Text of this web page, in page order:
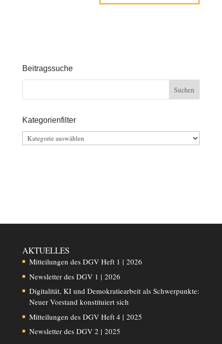
Beitragssuche
Kategorienfilter
Kategorienfilter
AKTUELLES
Mitteilungen des DGV Heft 1 | 2026
Newsletter des DGV 1 | 2026
Digitalität, KI und Demokratiearbeit als Schwerpunkte:
Neuer Vorstand konstituiert sich
Mitteilungen des DGV Heft 4 | 2025
Newsletter des DGV 2 | 2025